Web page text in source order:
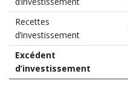
Recettes
d’investissement
Excédent
d’investissement